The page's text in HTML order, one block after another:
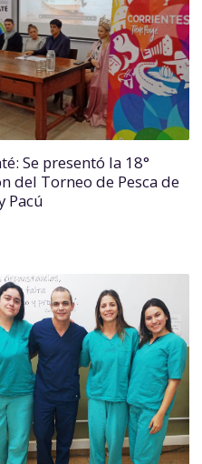
Se presentó la 18°
del Torneo de Pesca de
Pacú